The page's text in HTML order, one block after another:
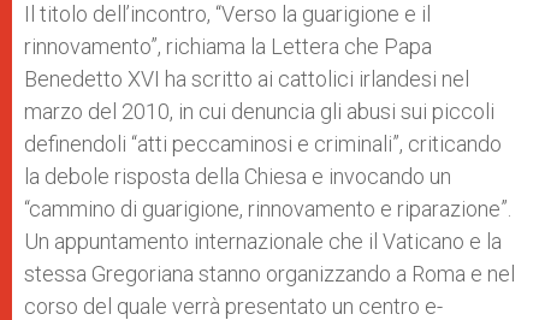
Il titolo dell’incontro, “Verso la guarigione e il
rinnovamento”, richiama la Lettera che Papa
Benedetto XVI ha scritto ai cattolici irlandesi nel
marzo del 2010, in cui denuncia gli abusi sui piccoli
definendoli “atti peccaminosi e criminali”, criticando
la debole risposta della Chiesa e invocando un
“cammino di guarigione, rinnovamento e riparazione”.
Un appuntamento internazionale che il Vaticano e la
stessa Gregoriana stanno organizzando a Roma e nel
corso del quale verrà presentato un centro e-